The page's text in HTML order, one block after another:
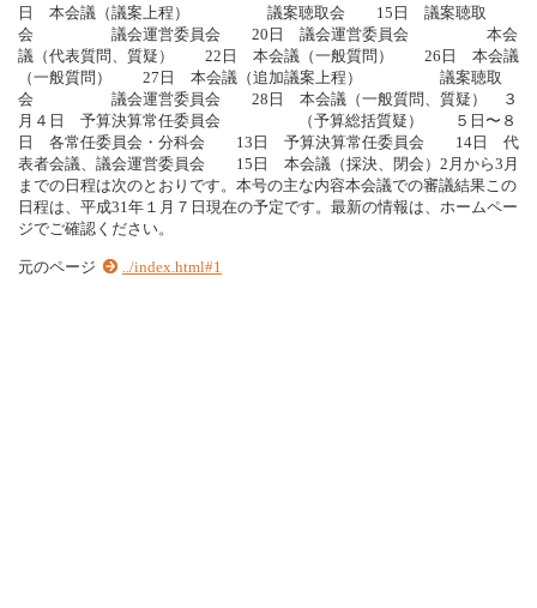
日 本会議（議案上程） 議案聴取会 15日 議案聴取
会 議会運営委員会 20日 議会運営委員会 本会
議（代表質問、質疑） 22日 本会議（一般質問） 26日 本会議
（一般質問） 27日 本会議（追加議案上程） 議案聴取
会 議会運営委員会 28日 本会議（一般質問、質疑） ３
月４日 予算決算常任委員会 （予算総括質疑） ５日〜８
日 各常任委員会・分科会 13日 予算決算常任委員会 14日 代
表者会議、議会運営委員会 15日 本会議（採決、閉会）2月から3月
までの日程は次のとおりです。本号の主な内容本会議での審議結果この
日程は、平成31年１月７日現在の予定です。最新の情報は、ホームペー
ジでご確認ください。
元のページ ../index.html#1